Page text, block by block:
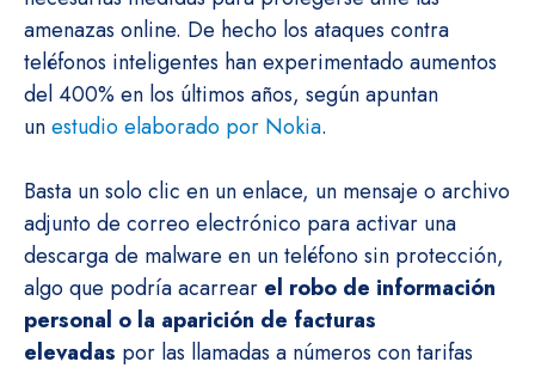
amenazas online. De hecho los ataques contra
teléfonos inteligentes han experimentado aumentos
del 400% en los últimos años, según apuntan
unestudio elaborado por Nokia.
Basta un solo clic en un enlace, un mensaje o archivo
adjunto de correo electrónico para activar una
descarga de malware en un teléfono sin protección,
algo que podría acarrear el robo de información
personal o la aparición de facturas
elevadas por las llamadas a números con tarifas